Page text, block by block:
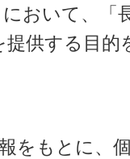
おいて、「
供する目的
をもとに、